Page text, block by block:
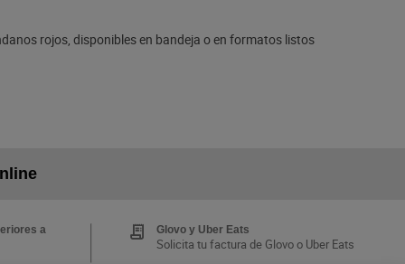
rojos, disponibles en bandeja o en formatos listos
a
Glovo y Uber Eats
Solicita tu factura de Glovo o Uber Eats